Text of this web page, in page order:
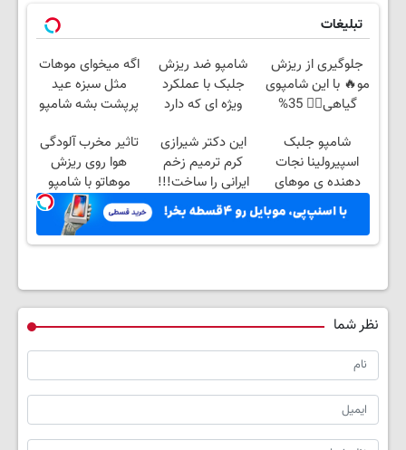
تبلیغات
جلوگیری از ریزش
مو🔥 با این شامپوی
گیاهی👌🏻 35%
شامپو ضد ریزش
جلبک با عملکرد
ویژه ای که دارد
اگه میخوای موهات
مثل سبزه عید
پرپشت بشه شامپو
شامپو جلبک
اسپیرولینا نجات
دهنده ی موهای
شما(۴۰٪تخفیف)
این دکتر شیرازی
کرم ترمیم زخم
ایرانی را ساخت!!!
تاثیر مخرب آلودگی
هوا روی ریزش
موهاتو با شامپو
جلبک خنثی کن
نظر شما